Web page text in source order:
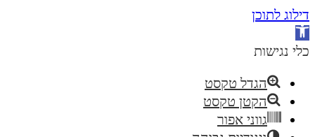
דילוג לתוכן
פתח
סרגל
כלי נגישות
הגדל טקסט
הקטן טקסט
גווני אפור